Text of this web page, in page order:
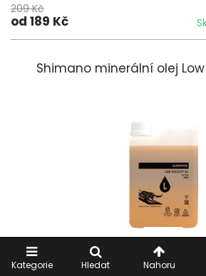
209 Kč
od 189 Kč
Shimano minerální olej Low
-20%
Kategorie Hledat Nahoru